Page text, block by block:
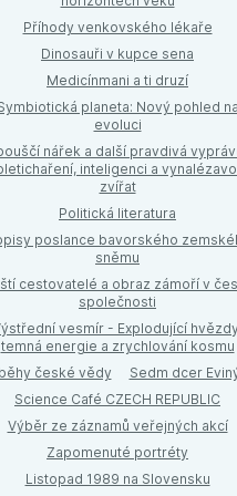
Příhody venkovského lékaře
Dinosauři v kupce sena
Medicínmani a ti druzí
planeta: Nový pohled na
evoluci
nářek a další pravdivá
inteligenci a
zvířat
Politická literatura
poslance bavorského
sněmu
cestovatelé a obraz zámoří v
společnosti
vesmír - Explodující
temná energie a zrychlování kosmu
české vědy
Sedm dcer
Science Café CZECH REPUBLIC
Výběr ze záznamů veřejných akcí
Zapomenuté portréty
Listopad 1989 na Slovensku